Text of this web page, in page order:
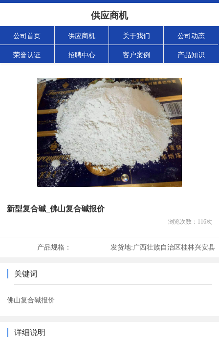
供应商机
公司首页 供应商机 关于我们 公司动态
荣誉认证 招聘中心 客户案例 产品知识
新型复合碱_佛山复合碱报价
浏览次数： 116次
产品规格： 发货地:广西壮族自治区桂林兴安县
关键词
佛山复合碱报价
详细说明